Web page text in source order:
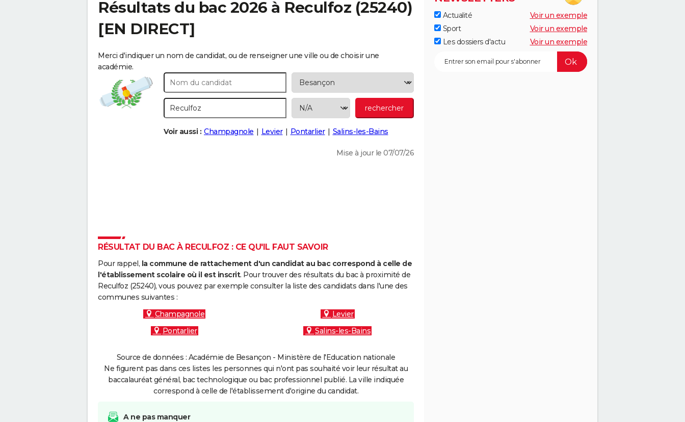
Résultats du bac 2026 à Reculfoz (25240)
[EN DIRECT]
Merci d'indiquer un nom de candidat, ou de renseigner une ville ou de choisir une
académie.
Voir aussi : Champagnole Levier Pontarlier Salins-les-Bains
Mise à jour le 07/07/26
RÉSULTAT DU BAC À RECULFOZ : CE QU'IL FAUT SAVOIR
Pour rappel, la commune de rattachement d'un candidat au bac correspond à celle de
l'établissement scolaire où il est inscrit. Pour trouver des résultats du bac à proximité de
Reculfoz (25240), vous pouvez par exemple consulter la liste des candidats dans l'une des
communes suivantes :
Champagnole
Levier
Pontarlier
Salins-les-Bains
Source de données : Académie de Besançon - Ministère de l'Education nationale
Ne figurent pas dans ces listes les personnes qui n'ont pas souhaité voir leur résultat au
baccalauréat général, bac technologique ou bac professionnel publié. La ville indiquée
correspond à celle de l'établissement d'origine du candidat.
A ne pas manquer
Actualité
Voir un exemple
Sport
Voir un exemple
Les dossiers d'actu
Voir un exemple